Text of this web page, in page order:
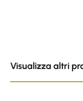
Visualizza altri